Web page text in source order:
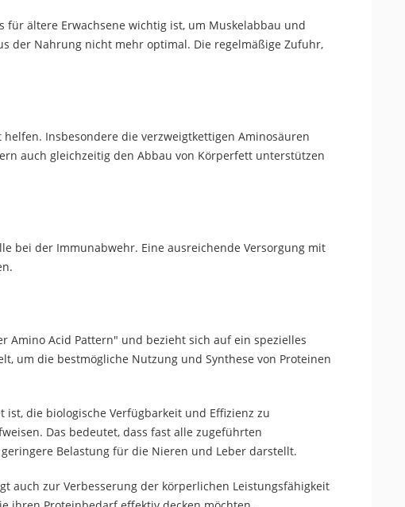
für ältere Erwachsene wichtig ist, um Muskelabbau und
der Nahrung nicht mehr optimal. Die regelmäßige Zufuhr,
Insbesondere die verzweigtkettigen Aminosäuren
auch gleichzeitig den Abbau von Körperfett unterstützen
bei der Immunabwehr. Eine ausreichende Versorgung mit
Amino Acid Pattern" und bezieht sich auf ein spezielles
um die bestmögliche Nutzung und Synthese von Proteinen
die biologische Verfügbarkeit und Effizienz zu
Das bedeutet, dass fast alle zugeführten
Belastung für die Nieren und Leber darstellt.
auch zur Verbesserung der körperlichen Leistungsfähigkeit